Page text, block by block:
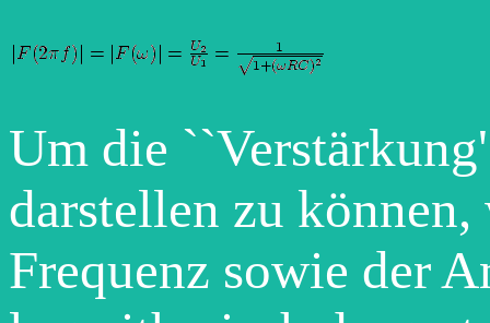
Um die
darstellen zu
Frequenz sowie der